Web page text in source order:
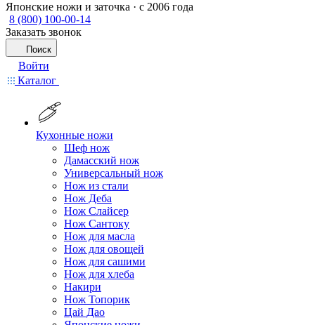
Японские ножи и заточка · с 2006 года
8 (800) 100-00-14
Заказать звонок
Поиск
Войти
Каталог
Кухонные ножи
Шеф нож
Дамасский нож
Универсальный нож
Нож из стали
Нож Деба
Нож Слайсер
Нож Сантоку
Нож для масла
Нож для овощей
Нож для сашими
Нож для хлеба
Накири
Нож Топорик
Цай Дао